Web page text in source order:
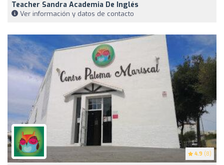
Teacher Sandra Academia De Inglés
Ver información y datos de contacto
4.9 (8)